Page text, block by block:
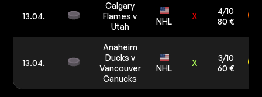
13.04.
Calgary
Flames v
Utah
NHL
X
4/10
80 €
13.04.
Anaheim
Ducks v
Vancouver
Canucks
NHL
X
3/10
60 €